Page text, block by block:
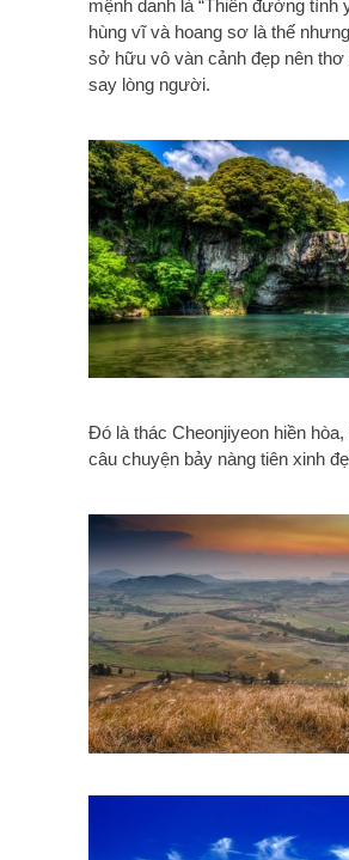
mệnh danh là “Thiên đường tình
hùng vĩ và hoang sơ là thế
sở hữu vô vàn cảnh đẹp nên thơ
say lòng người.
Đó là thác Cheonjiyeon hiền
câu chuyện bảy nàng tiên xinh